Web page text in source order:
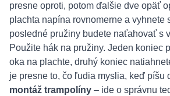
presne oproti, potom ďalšie dve opäť
plachta napína rovnomerne a vyhnete
posledné pružiny budete naťahovať s
Použite hák na pružiny. Jeden koniec
oka na plachte, druhý koniec
je presne to, čo ľudia myslia, keď píšu
montáž trampolíny – ide o správnu